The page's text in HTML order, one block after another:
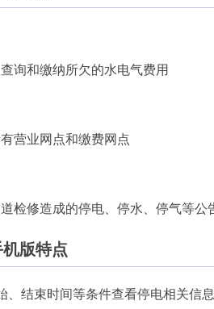
询和缴纳所欠的水电气费用
营业网点和缴费网点
检修造成的停电、停水、停气等公
版特点
、结束时间等条件查看停电相关信